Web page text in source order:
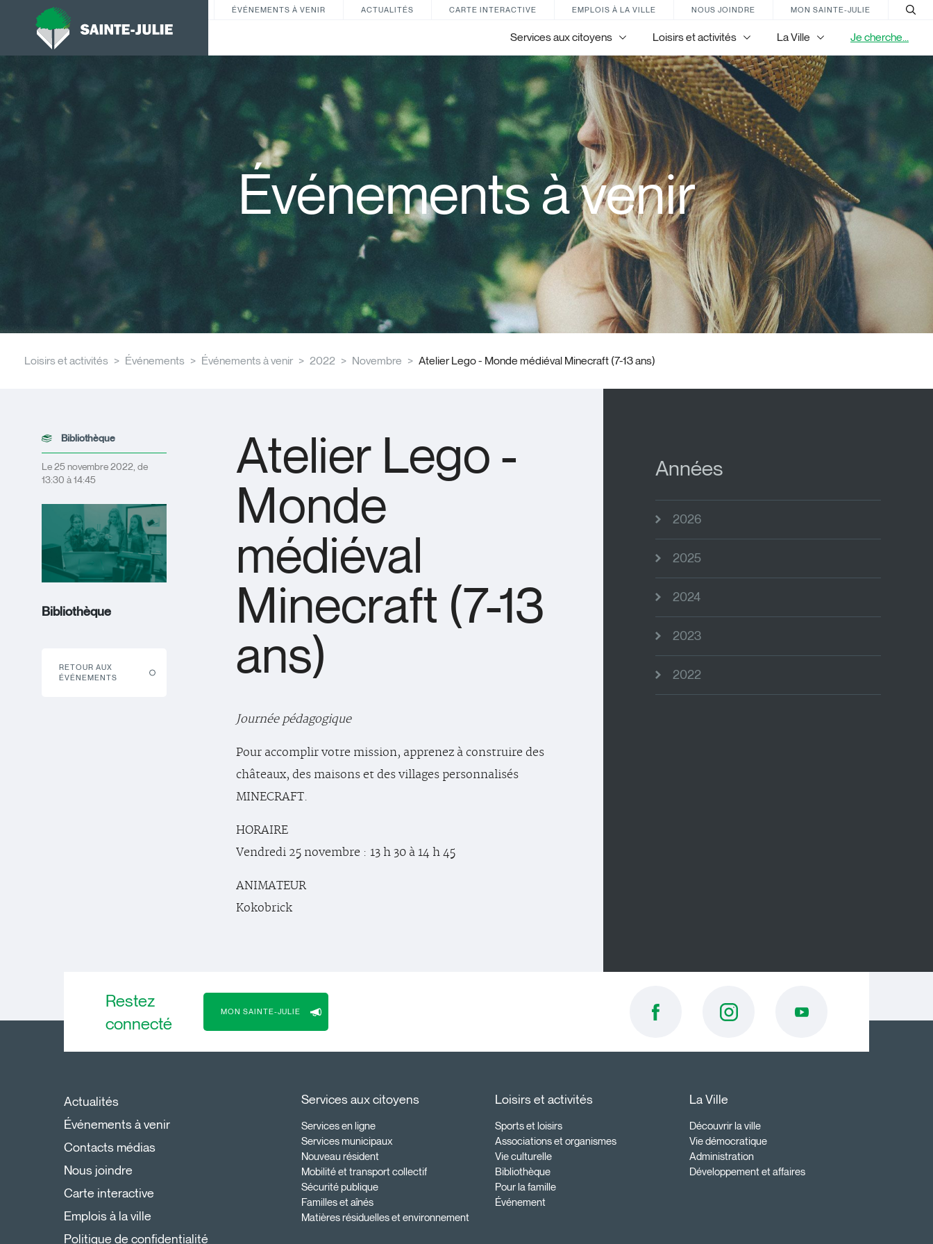
ÉVÉNEMENTS À VENIR ACTUALITÉS CARTE INTERACTIVE EMPLOIS À LA VILLE NOUS JOINDRE MON SAINTE-JULIE
Services aux citoyens Loisirs et activités La Ville Je cherche...
Événements à venir
Loisirs et activités Événements Événements à venir 2022 Novembre Atelier Lego - Monde médiéval Minecraft (7-13 ans)
Bibliothèque
Le 25 novembre 2022, de
13:30 à 14:45
Bibliothèque
RETOUR AUX
ÉVÉNEMENTS
Atelier Lego -
Monde
médiéval
Minecraft (7-13
ans)
Journée pédagogique
Pour accomplir votre mission, apprenez à construire des
châteaux, des maisons et des villages personnalisés
MINECRAFT.
HORAIRE
Vendredi 25 novembre : 13 h 30 à 14 h 45
ANIMATEUR
Kokobrick
Années
2026
2025
2024
2023
2022
Restez
connecté
MON SAINTE-JULIE
Actualités
Événements à venir
Contacts médias
Nous joindre
Carte interactive
Emplois à la ville
Politique de confidentialité
Services aux citoyens
Services en ligne
Services municipaux
Nouveau résident
Mobilité et transport collectif
Sécurité publique
Familles et aînés
Matières résiduelles et environnement
Loisirs et activités
Sports et loisirs
Associations et organismes
Vie culturelle
Bibliothèque
Pour la famille
Événement
La Ville
Découvrir la ville
Vie démocratique
Administration
Développement et affaires